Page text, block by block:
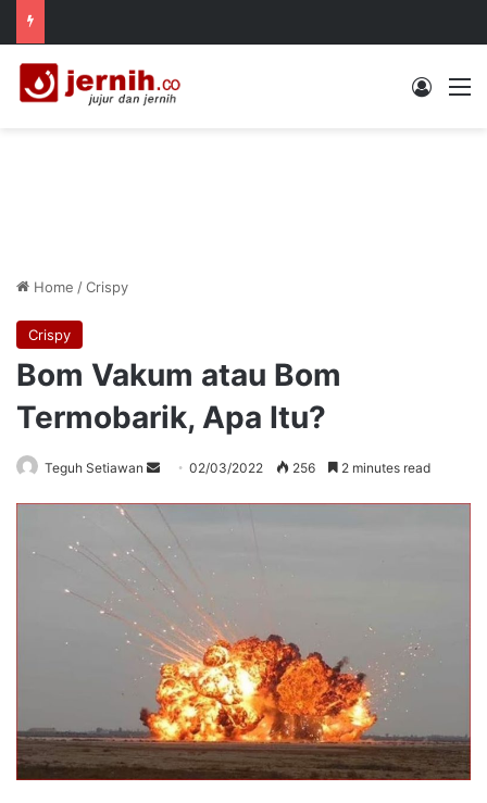
Log In
Home /Crispy
Crispy
Bom Vakum atau Bom
Termobarik, Apa Itu?
Teguh Setiawan
Send02/03/2022 256 2 minutes read